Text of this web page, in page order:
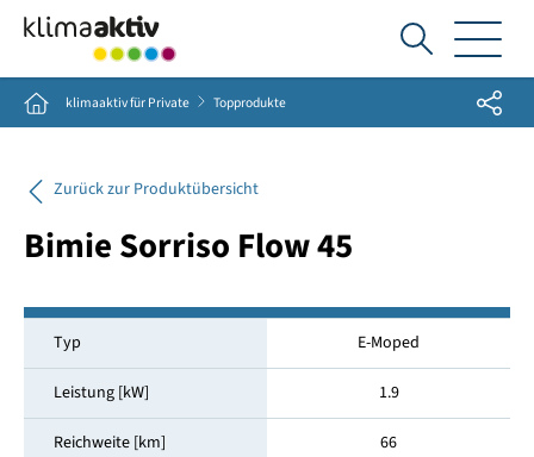
Ich
suche...
Home klimaaktiv für Private Topprodukte Share
Zurück zur Produktübersicht
Bimie Sorriso Flow 45
Typ E-Moped
Leistung [kW] 1.9
Reichweite [km] 66